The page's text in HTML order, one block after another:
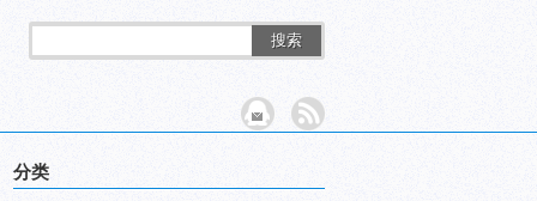
搜索
分类